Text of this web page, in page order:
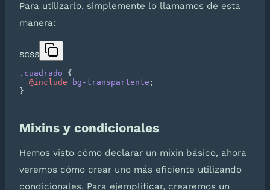
Para utilizarlo, simplemente lo llamamos de esta
manera:
scss
.cuadrado
  @include
bg-transpartente
Mixins y condicionales
Hemos visto cómo declarar un mixin básico, ahora
veremos cómo crear uno más eficiente utilizando
condicionales. Para ejemplificar, crearemos un